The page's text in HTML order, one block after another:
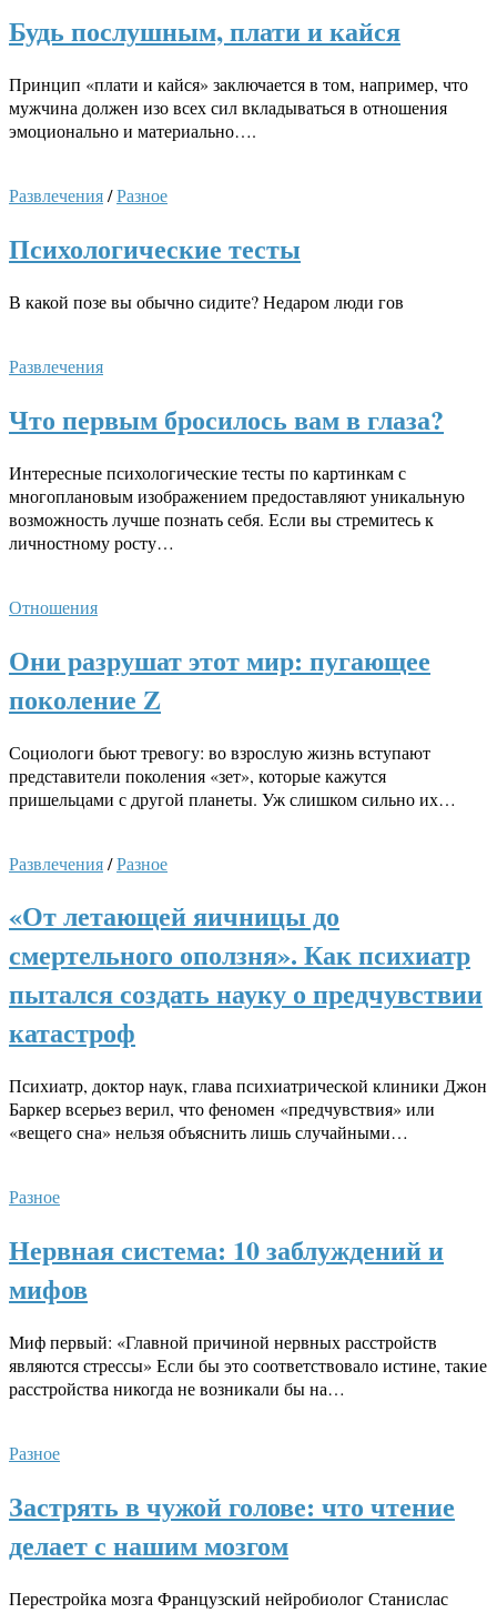
Будь послушным, плати и кайся
Принцип «плати и кайся» заключается в том, например, что
мужчина должен изо всех сил вкладываться в отношения
эмоционально и материально….
Развлечения/Разное
Психологические тесты
В какой позе вы обычно сидите? Недаром люди гов
Развлечения
Что первым бросилось вам в глаза?
Интересные психологические тесты по картинкам с
многоплановым изображением предоставляют уникальную
возможность лучше познать себя. Если вы стремитесь к
личностному росту…
Отношения
Они разрушат этот мир: пугающее
поколение Z
Социологи бьют тревогу: во взрослую жизнь вступают
представители поколения «зет», которые кажутся
пришельцами с другой планеты. Уж слишком сильно их…
Развлечения/Разное
«От летающей яичницы до
смертельного оползня». Как психиатр
пытался создать науку о предчувствии
катастроф
Психиатр, доктор наук, глава психиатрической клиники Джон
Баркер всерьез верил, что феномен «предчувствия» или
«вещего сна» нельзя объяснить лишь случайными…
Разное
Нервная система: 10 заблуждений и
мифов
Миф первый: «Главной причиной нервных расстройств
являются стрессы» Если бы это соответствовало истине, такие
расстройства никогда не возникали бы на…
Разное
Застрять в чужой голове: что чтение
делает с нашим мозгом
Перестройка мозга Французский нейробиолог Станислас